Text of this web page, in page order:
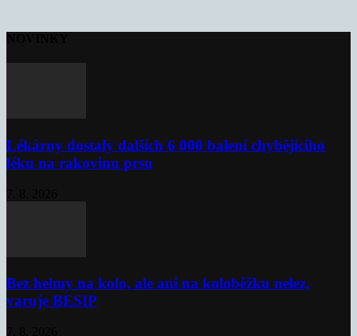
Lékárny dostaly dalších 6 000 balení chybějícího
léku na rakovinu prsu
Bez helmy na kolo, ale ani na koloběžku nelez,
varuje BESIP